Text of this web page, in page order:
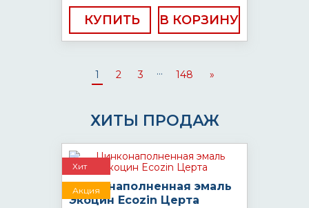
КУПИТЬ
1 2 3 ... 148 »
ХИТЫ ПРОДАЖ
Хит
Акция
Цинконаполненная эмаль
Экоцин Ecozin Церта